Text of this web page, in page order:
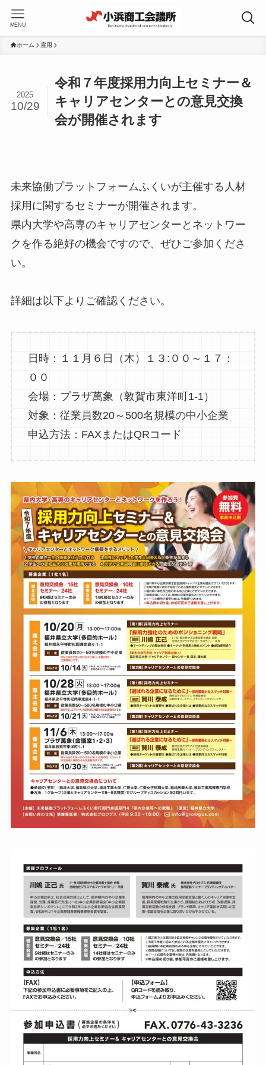
MENU
ホーム 雇用
令和７年度採用力向上セミナー＆
キャリアセンターとの意見交換
会が開催されます
2025
10/29
未来協働プラットフォームふくいが主催する人材
採用に関するセミナーが開催されます。
県内大学や高専のキャリアセンターとネットワー
クを作る絶好の機会ですので、ぜひご参加くださ
い。
詳細は以下よりご確認ください。
日時：１１月６日（木）１３:００～１７：
００
会場：プラザ萬象（敦賀市東洋町1-1）
対象：従業員数20～500名規模の中小企業
申込方法：FAXまたはQRコード